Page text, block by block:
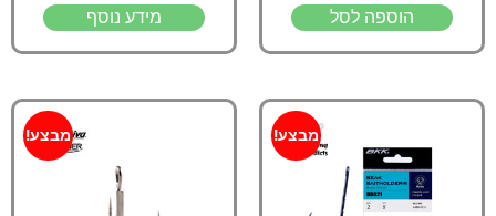
הוספה לסל מידע נוסף
מבצע! מבצע!